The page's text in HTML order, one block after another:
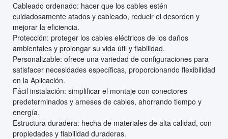
Cableado ordenado: hacer que los cables estén
cuidadosamente atados y cableado, reducir el desorden y
mejorar la eficiencia.
Protección: proteger los cables eléctricos de los daños
ambientales y prolongar su vida útil y fiabilidad.
Personalizable: ofrece una variedad de configuraciones para
satisfacer necesidades específicas, proporcionando flexibilidad
en la Aplicación.
Fácil instalación: simplificar el montaje con conectores
predeterminados y arneses de cables, ahorrando tiempo y
energía.
Estructura duradera: hecha de materiales de alta calidad, con
propiedades y fiabilidad duraderas.